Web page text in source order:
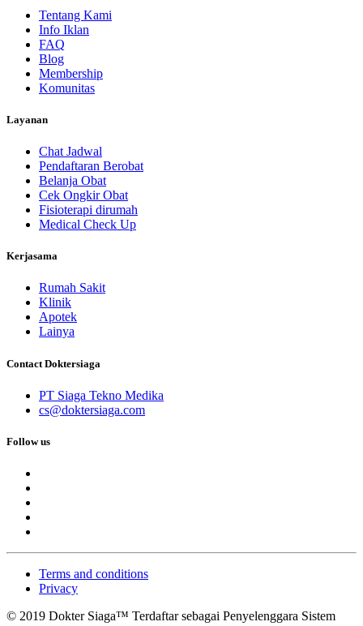
Tentang Kami
Info Iklan
FAQ
Blog
Membership
Komunitas
Layanan
Chat Jadwal
Pendaftaran Berobat
Belanja Obat
Cek Ongkir Obat
Fisioterapi dirumah
Medical Check Up
Kerjasama
Rumah Sakit
Klinik
Apotek
Lainya
Contact Doktersiaga
PT Siaga Tekno Medika
cs@doktersiaga.com
Follow us
Terms and conditions
Privacy
© 2019 Dokter Siaga™ Terdaftar sebagai Penyelenggara Sistem